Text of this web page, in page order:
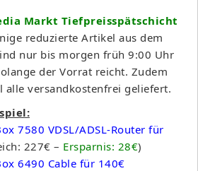
Markt Tiefpreisspätschicht
reduzierte Artikel aus dem
nur bis morgen früh 9:00 Uhr
der Vorrat reicht. Zudem
alle versandkostenfrei geliefert.
7580 VDSL/ADSL-Router für
227€ – Ersparnis: 28€)
6490 Cable für 140€